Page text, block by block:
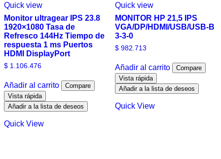
Quick view
Monitor ultragear IPS 23.8
1920×1080 Tasa de
Refresco 144Hz Tiempo de
respuesta 1 ms Puertos
HDMI DisplayPort
$ 1.106.476
Añadir al carrito
Compare
Vista rápida
Añadir a la lista de deseos
Quick View
Quick view
MONITOR HP 21,5 IPS
VGA/DP/HDMI/USB/USB-B
3-3-0
$982.713
Añadir al carrito
Compare
Vista rápida
Añadir a la lista de deseos
Quick View